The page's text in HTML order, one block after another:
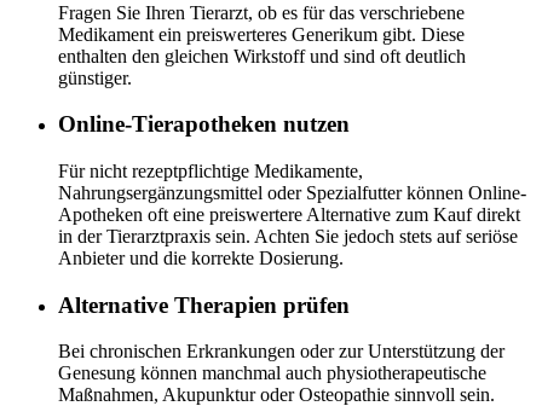
Fragen Sie Ihren Tierarzt, ob es für das verschriebene
Medikament ein preiswerteres Generikum gibt. Diese
enthalten den gleichen Wirkstoff und sind oft deutlich
günstiger.
Online-Tierapotheken nutzen
Für nicht rezeptpflichtige Medikamente,
Nahrungsergänzungsmittel oder Spezialfutter können Online-
Apotheken oft eine preiswertere Alternative zum Kauf direkt
in der Tierarztpraxis sein. Achten Sie jedoch stets auf seriöse
Anbieter und die korrekte Dosierung.
Alternative Therapien prüfen
Bei chronischen Erkrankungen oder zur Unterstützung der
Genesung können manchmal auch physiotherapeutische
Maßnahmen, Akupunktur oder Osteopathie sinnvoll sein.